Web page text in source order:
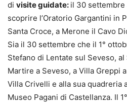
di visite guidate: il 30 settembre
scoprire l’Oratorio Gargantini in
Santa Croce, a Merone il Cavo
Sia il 30 settembre che il 1°
Stefano di Lentate sul Seveso,
Martire a Seveso, a Villa Greppi
Villa Crivelli e alla sua quadreria
Museo Pagani di Castellanza. Il